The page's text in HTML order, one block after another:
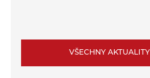
VŠECHNY AKTUALITY